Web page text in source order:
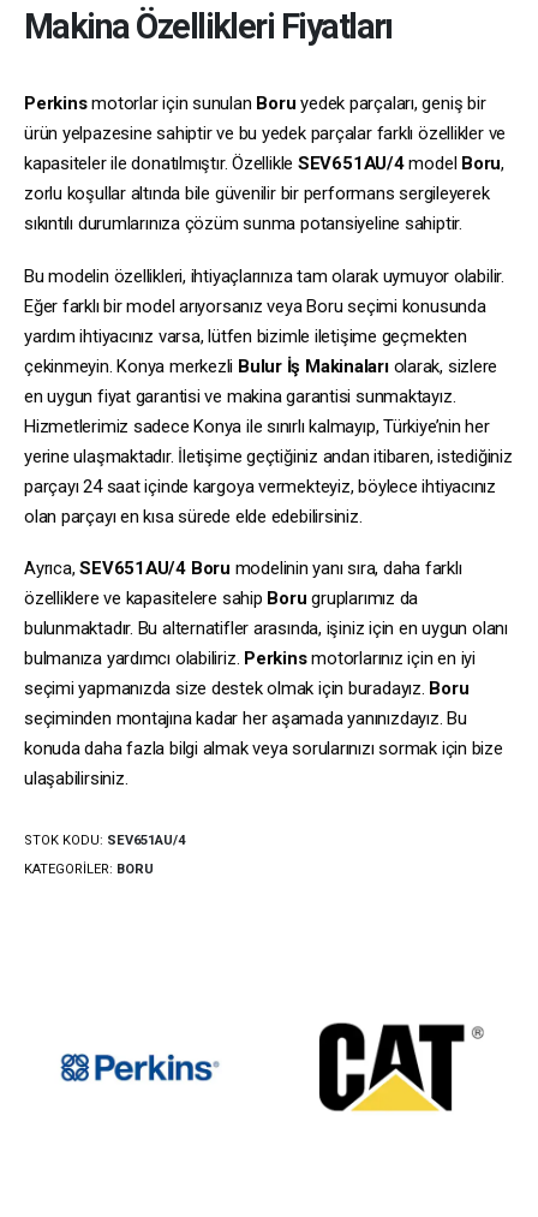
Makina Özellikleri Fiyatları
Perkinsmotorlar için sunulan Boru yedek parçaları, geniş bir
ürün yelpazesine sahiptir ve bu yedek parçalar farklı özellikler ve
kapasiteler ile donatılmıştır. Özellikle SEV651AU/4model Boru,
zorlu koşullar altında bile güvenilir bir performans sergileyerek
sıkıntılı durumlarınıza çözüm sunma potansiyeline sahiptir.
Bu modelin özellikleri, ihtiyaçlarınıza tam olarak uymuyor olabilir.
Eğer farklı bir model arıyorsanız veya Boru seçimi konusunda
yardım ihtiyacınız varsa, lütfen bizimle iletişime geçmekten
çekinmeyin. Konya merkezli Bulur İş Makinalarıolarak, sizlere
en uygun fiyat garantisi ve makina garantisi sunmaktayız.
Hizmetlerimiz sadece Konya ile sınırlı kalmayıp, Türkiye’nin her
yerine ulaşmaktadır. İletişime geçtiğiniz andan itibaren, istediğiniz
parçayı 24 saat içinde kargoya vermekteyiz, böylece ihtiyacınız
olan parçayı en kısa sürede elde edebilirsiniz.
Ayrıca,SEV651AU/4 Boru modelinin yanı sıra, daha farklı
özelliklere ve kapasitelere sahip Boru gruplarımız da
bulunmaktadır. Bu alternatifler arasında, işiniz için en uygun olanı
bulmanıza yardımcı olabiliriz. Perkinsmotorlarınız için en iyi
seçimi yapmanızda size destek olmak için buradayız. Boru
seçiminden montajına kadar her aşamada yanınızdayız. Bu
konuda daha fazla bilgi almak veya sorularınızı sormak için bize
ulaşabilirsiniz.
STOK KODU: SEV651AU/4
KATEGORILER: BORU